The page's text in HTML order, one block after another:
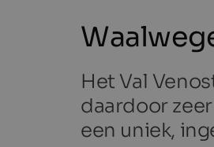
Het Val
daardoor
een uniek,